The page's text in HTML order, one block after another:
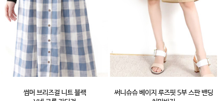
썸머 브리즈걸 니트 블랙
써니슈슈 베이지 루즈핏 5부 스판 밴딩